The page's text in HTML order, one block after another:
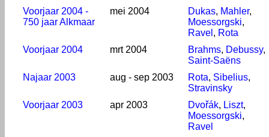
Voorjaar 2004 -
750 jaar Alkmaar
mei 2004 Dukas, Mahler,
Moessorgski,
Ravel , Rota
Voorjaar 2004
mrt 2004 Brahms, Debussy,
Saint-Saëns
Najaar 2003
aug - sep 2003 Rota, Sibelius,
Stravinsky
Voorjaar 2003
apr 2003 Dvořák, Liszt,
Moessorgski,
Ravel